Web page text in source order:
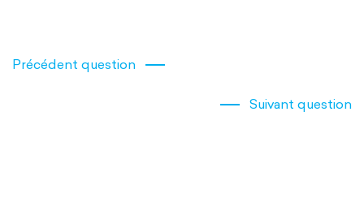
Précédent question
Suivant question